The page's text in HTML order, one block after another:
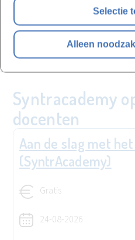
Selectie
Alleen
734 deelnemers
108 deelnemers
Interesse om je eigen
versterken?
Klik hier
Syntracademy
docenten
Aan de slag met
(SyntrAcademy)
Gratis
24-08-2026